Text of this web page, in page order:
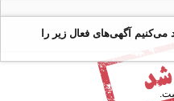
می‌کنیم آگهی‌های فعال زیر را